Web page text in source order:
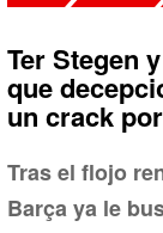
Ter Stegen
que
un crack
Tras el flojo
Barça ya le